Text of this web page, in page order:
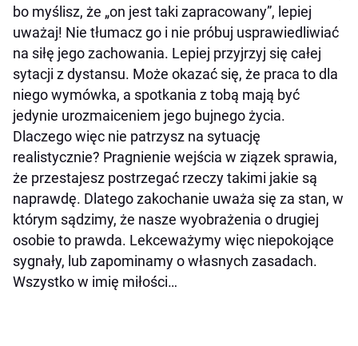
bo myślisz, że „on jest taki zapracowany”, lepiej
uważaj! Nie tłumacz go i nie próbuj usprawiedliwiać
na siłę jego zachowania. Lepiej przyjrzyj się całej
sytacji z dystansu. Może okazać się, że praca to dla
niego wymówka, a spotkania z tobą mają być
jedynie urozmaiceniem jego bujnego życia.
Dlaczego więc nie patrzysz na sytuację
realistycznie? Pragnienie wejścia w ziązek sprawia,
że przestajesz postrzegać rzeczy takimi jakie są
naprawdę. Dlatego zakochanie uważa się za stan, w
którym sądzimy, że nasze wyobrażenia o drugiej
osobie to prawda. Lekceważymy więc niepokojące
sygnały, lub zapominamy o własnych zasadach.
Wszystko w imię miłości…